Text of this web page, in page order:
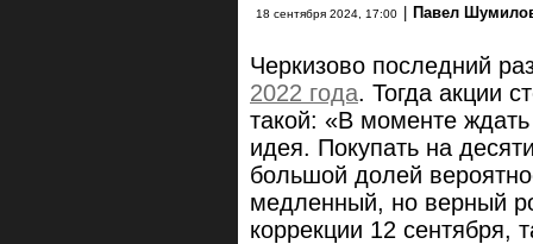
18 сентября 2024, 17:00 Павел
Черкизово последний
2022 года. Тогда акции
такой: «В моменте
идея. Покупать на
большой долей
медленный, но верный
коррекции 12 сентября,